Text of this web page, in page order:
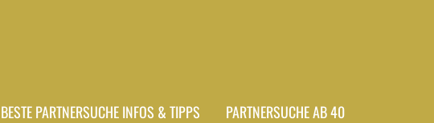
PARTNERSUCHE INFOS & TIPPS
PARTNERSUCHE AB 40